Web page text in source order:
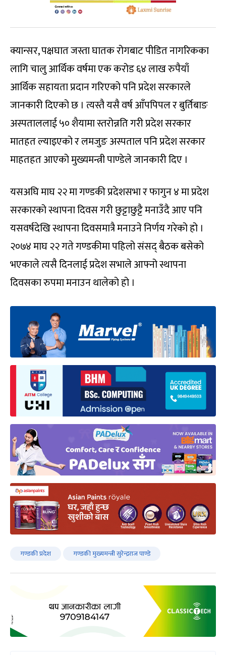
क्यान्सर, पक्षघात जस्ता घातक रोगबाट पीडित नागरिकका
लागि चालु आर्थिक वर्षमा एक करोड ६४ लाख रुपैयाँ
आर्थिक सहायता प्रदान गरिएको पनि प्रदेश सरकारले
जानकारी दिएको छ । त्यस्तै यसै वर्ष आँपपिपल र बुर्तिबाङ
अस्पताललाई ५० शैयामा स्तरोन्नति गरी प्रदेश सरकार
मातहत ल्याइएको र लमजुङ अस्पताल पनि प्रदेश सरकार
माहतहत आएको मुख्यमन्त्री पाण्डेले जानकारी दिए ।
यसअघि माघ २२ मा गण्डकी प्रदेशसभा र फागुन ४ मा प्रदेश
सरकारको स्थापना दिवस गरी छुट्टाछुट्टै मनाउँदै आए पनि
यसवर्षदेखि स्थापना दिवसमात्रै मनाउने निर्णय गरेको हो ।
२०७४ माघ २२ गते गण्डकीमा पहिलो संसद् बैठक बसेको
भएकाले त्यसै दिनलाई प्रदेश सभाले आफ्नो स्थापना
दिवसका रुपमा मनाउन थालेको हो ।
गण्डकी प्रदेश गण्डकी मुख्यमन्त्री सुरेन्द्रराज पाण्डे